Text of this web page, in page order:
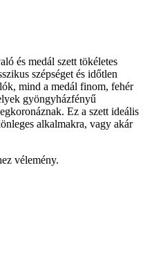
és medál szett tökéletes
szépséget és időtlen
mind a medál finom, fehér
gyöngyházfényű
Ez a szett ideális
alkalmakra, vagy akár
vélemény.